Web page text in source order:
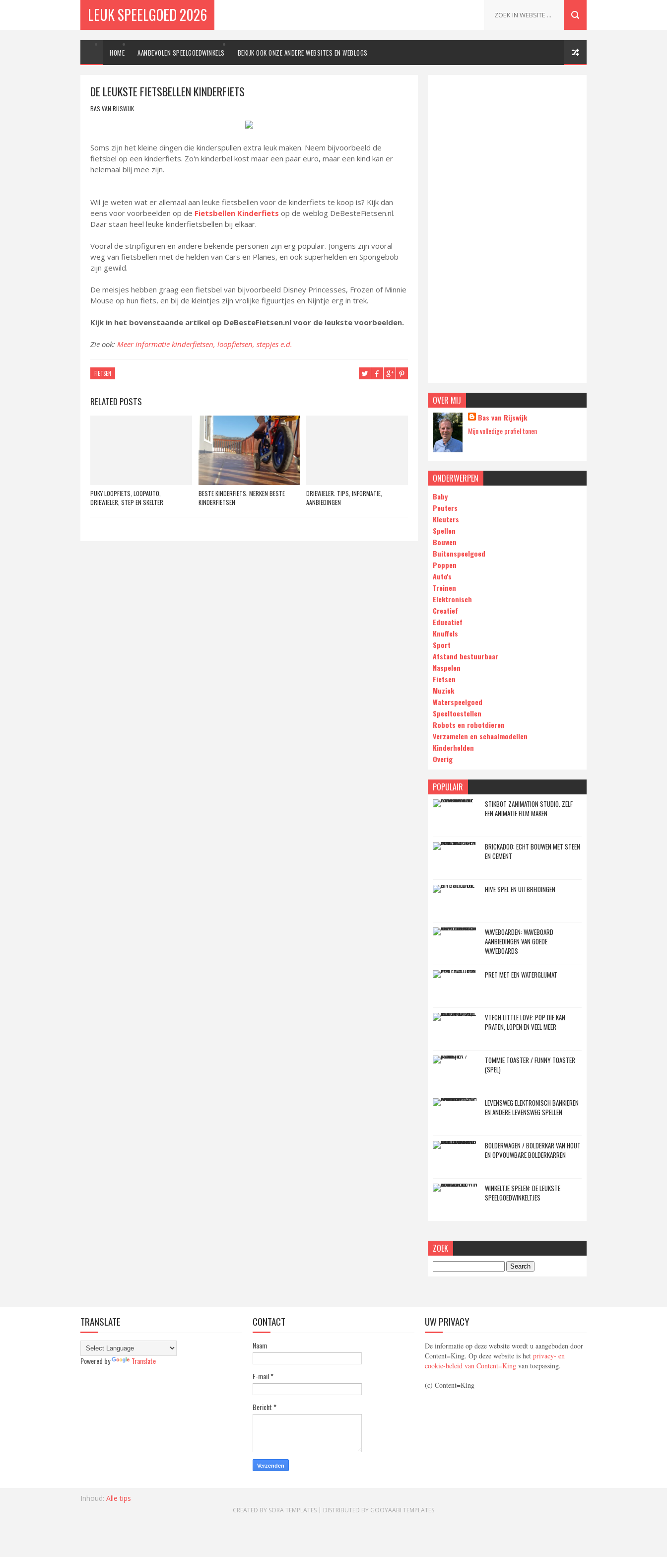
LEUK SPEELGOED 2026
HOME AANBEVOLEN SPEELGOEDWINKELS BEKIJK OOK ONZE ANDERE WEBSITES EN WEBLOGS
DE LEUKSTE FIETSBELLEN KINDERFIETS
BAS VAN RIJSWIJK
Soms zijn het kleine dingen die kinderspullen extra leuk maken. Neem bijvoorbeeld de
fietsbel op een kinderfiets. Zo'n kinderbel kost maar een paar euro, maar een kind kan er
helemaal blij mee zijn.
Wil je weten wat er allemaal aan leuke fietsbellen voor de kinderfiets te koop is? Kijk dan
eens voor voorbeelden op de Fietsbellen Kinderfiets op de weblog DeBesteFietsen.nl.
Daar staan heel leuke kinderfietsbellen bij elkaar.
Vooral de stripfiguren en andere bekende personen zijn erg populair. Jongens zijn vooral
weg van fietsbellen met de helden van Cars en Planes, en ook superhelden en Spongebob
zijn gewild.
De meisjes hebben graag een fietsbel van bijvoorbeeld Disney Princesses, Frozen of Minnie
Mouse op hun fiets, en bij de kleintjes zijn vrolijke figuurtjes en Nijntje erg in trek.
Kijk in het bovenstaande artikel op DeBesteFietsen.nl voor de leukste voorbeelden.
Zie ook: Meer informatie kinderfietsen, loopfietsen, stepjes e.d.
FIETSEN
RELATED POSTS
PUKY LOOPFIETS, LOOPAUTO,
DRIEWIELER, STEP EN SKELTER
BESTE KINDERFIETS. MERKEN BESTE
KINDERFIETSEN
DRIEWIELER. TIPS, INFORMATIE,
AANBIEDINGEN
OVER MIJ
Bas van Rijswijk
Mijn volledige profiel tonen
ONDERWERPEN
Baby
Peuters
Kleuters
Spellen
Bouwen
Buitenspeelgoed
Poppen
Auto's
Treinen
Elektronisch
Creatief
Educatief
Knuffels
Sport
Afstand bestuurbaar
Naspelen
Fietsen
Muziek
Waterspeelgoed
Speeltoestellen
Robots en robotdieren
Verzamelen en schaalmodellen
Kinderhelden
Overig
POPULAIR
STIKBOT ZANIMATION STUDIO. ZELF
EEN ANIMATIE FILM MAKEN
BRICKADOO: ECHT BOUWEN MET STEEN
EN CEMENT
HIVE SPEL EN UITBREIDINGEN
WAVEBOARDEN: WAVEBOARD
AANBIEDINGEN VAN GOEDE
WAVEBOARDS
PRET MET EEN WATERGLIJMAT
VTECH LITTLE LOVE: POP DIE KAN
PRATEN, LOPEN EN VEEL MEER
TOMMIE TOASTER / FUNNY TOASTER
(SPEL)
LEVENSWEG ELEKTRONISCH BANKIEREN
EN ANDERE LEVENSWEG SPELLEN
BOLDERWAGEN / BOLDERKAR VAN HOUT
EN OPVOUWBARE BOLDERKARREN
WINKELTJE SPELEN: DE LEUKSTE
SPEELGOEDWINKELTJES
ZOEK
TRANSLATE
Powered by Translate
CONTACT
Naam
E-mail*
Bericht*
UW PRIVACY
De informatie op deze website wordt u aangeboden door
Content=King. Op deze website is het privacy- en
cookie-beleid van Content=Kingvan toepassing.
(c) Content=King
Inhoud: Alle tips
CREATED BY SORA TEMPLATES | DISTRIBUTED BY GOOYAABI TEMPLATES